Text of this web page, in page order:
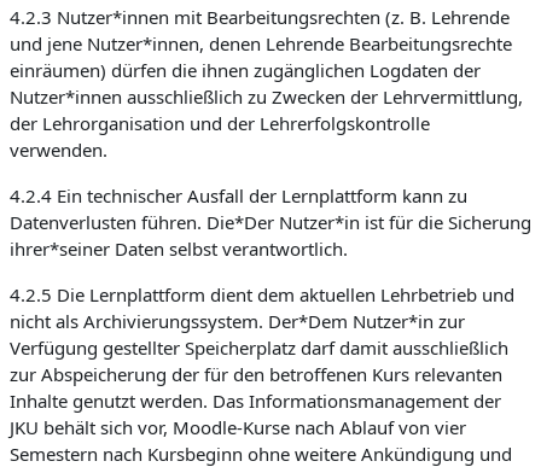
4.2.3 Nutzer*innen mit Bearbeitungsrechten (z. B. Lehrende
und jene Nutzer*innen, denen Lehrende Bearbeitungsrechte
einräumen) dürfen die ihnen zugänglichen Logdaten der
Nutzer*innen ausschließlich zu Zwecken der Lehrvermittlung,
der Lehrorganisation und der Lehrerfolgskontrolle
verwenden.
4.2.4 Ein technischer Ausfall der Lernplattform kann zu
Datenverlusten führen. Die*Der Nutzer*in ist für die Sicherung
ihrer*seiner Daten selbst verantwortlich.
4.2.5 Die Lernplattform dient dem aktuellen Lehrbetrieb und
nicht als Archivierungssystem. Der*Dem Nutzer*in zur
Verfügung gestellter Speicherplatz darf damit ausschließlich
zur Abspeicherung der für den betroffenen Kurs relevanten
Inhalte genutzt werden. Das Informationsmanagement der
JKU behält sich vor, Moodle-Kurse nach Ablauf von vier
Semestern nach Kursbeginn ohne weitere Ankündigung und